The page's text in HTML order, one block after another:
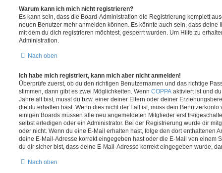
Warum kann ich mich nicht registrieren?
Es kann sein, dass die Board-Administration die Registrierung komplett
neuen Benutzer mehr anmelden können. Es könnte auch sein, dass deine
mit dem du dich registrieren möchtest, gesperrt wurden. Um Hilfe zu
Administration.
Nach oben
Ich habe mich registriert, kann mich aber nicht anmelden!
Überprüfe zuerst, ob du den richtigen Benutzernamen und das richtige
stimmen, dann gibt es zwei Möglichkeiten. Wenn COPPA aktiviert ist und
Jahre alt bist, musst du bzw. einer deiner Eltern oder deiner
die du erhalten hast. Wenn dies nicht der Fall ist, muss dein
einigen Boards müssen alle neu angemeldeten Mitglieder erst
selbst erledigen oder ein Administrator. Bei der Registrierung wurde dir
oder nicht. Wenn du eine E-Mail erhalten hast, folge den dort enthaltenen
deine E-Mail-Adresse korrekt eingegeben hast oder die E-Mail von einem
du dir sicher bist, dass deine E-Mail-Adresse korrekt eingegeben wurde,
Nach oben